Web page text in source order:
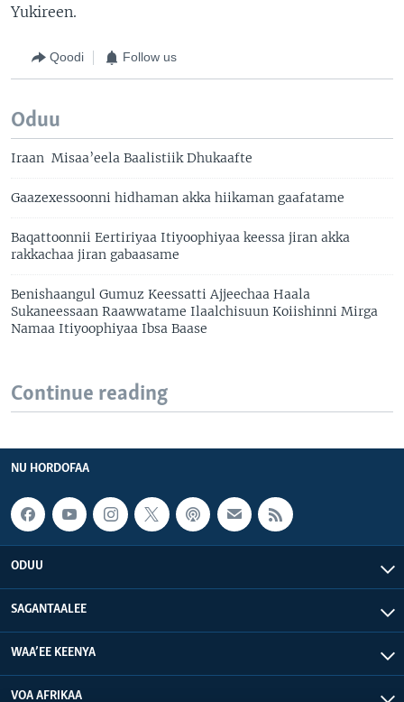
Yukireen.
Qoodi Follow us
Oduu
Iraan Misaa’eela Baalistiik Dhukaafte
Gaazexessoonni hidhaman akka hiikaman gaafatame
Baqattoonnii Eertiriyaa Itiyoophiyaa keessa jiran akka
rakkachaa jiran gabaasame
Benishaangul Gumuz Keessatti Ajjeechaa Haala
Sukaneessaan Raawwatame Ilaalchisuun Koiishinni Mirga
Namaa Itiyoophiyaa Ibsa Baase
Continue reading
NU HORDOFAA
ODUU
SAGANTAALEE
WAA’EE KEENYA
VOA AFRIKAA